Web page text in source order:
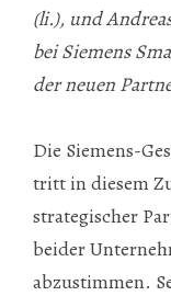
(li.), und
bei Siemens
der neuen
Die Siemens-
tritt in diesem
strategischer
beider
abzustimmen.